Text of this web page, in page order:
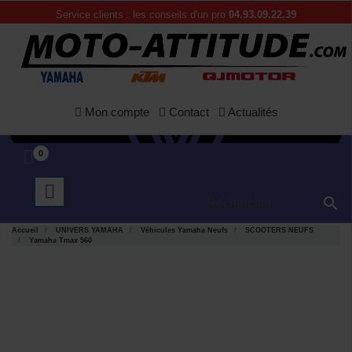
Service clients : les conseils d'un pro 04.93.09.22.39
Mon compte Contact Actualités
0

Accueil UNIVERS YAMAHA Véhicules Yamaha Neufs
SCOOTERS NEUFS
Yamaha Tmax 560